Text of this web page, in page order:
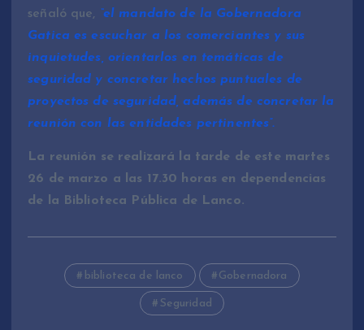
señaló que, “el mandato de la Gobernadora
Gatica es escuchar a los comerciantes y sus
inquietudes, orientarlos en temáticas de
seguridad y concretar hechos puntuales de
proyectos de seguridad, además de concretar la
reunión con las entidades pertinentes”.
La reunión se realizará la tarde de este martes
26 de marzo a las 17.30 horas en dependencias
de la Biblioteca Pública de Lanco.
biblioteca de lanco Gobernadora
Seguridad